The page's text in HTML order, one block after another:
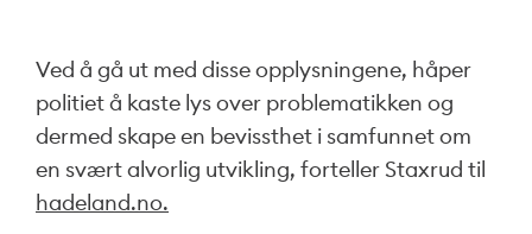
Ved å gå ut med disse opplysningene, håper
politiet å kaste lys over problematikken og
dermed skape en bevissthet i samfunnet om
en svært alvorlig utvikling, forteller Staxrud til
hadeland.no.